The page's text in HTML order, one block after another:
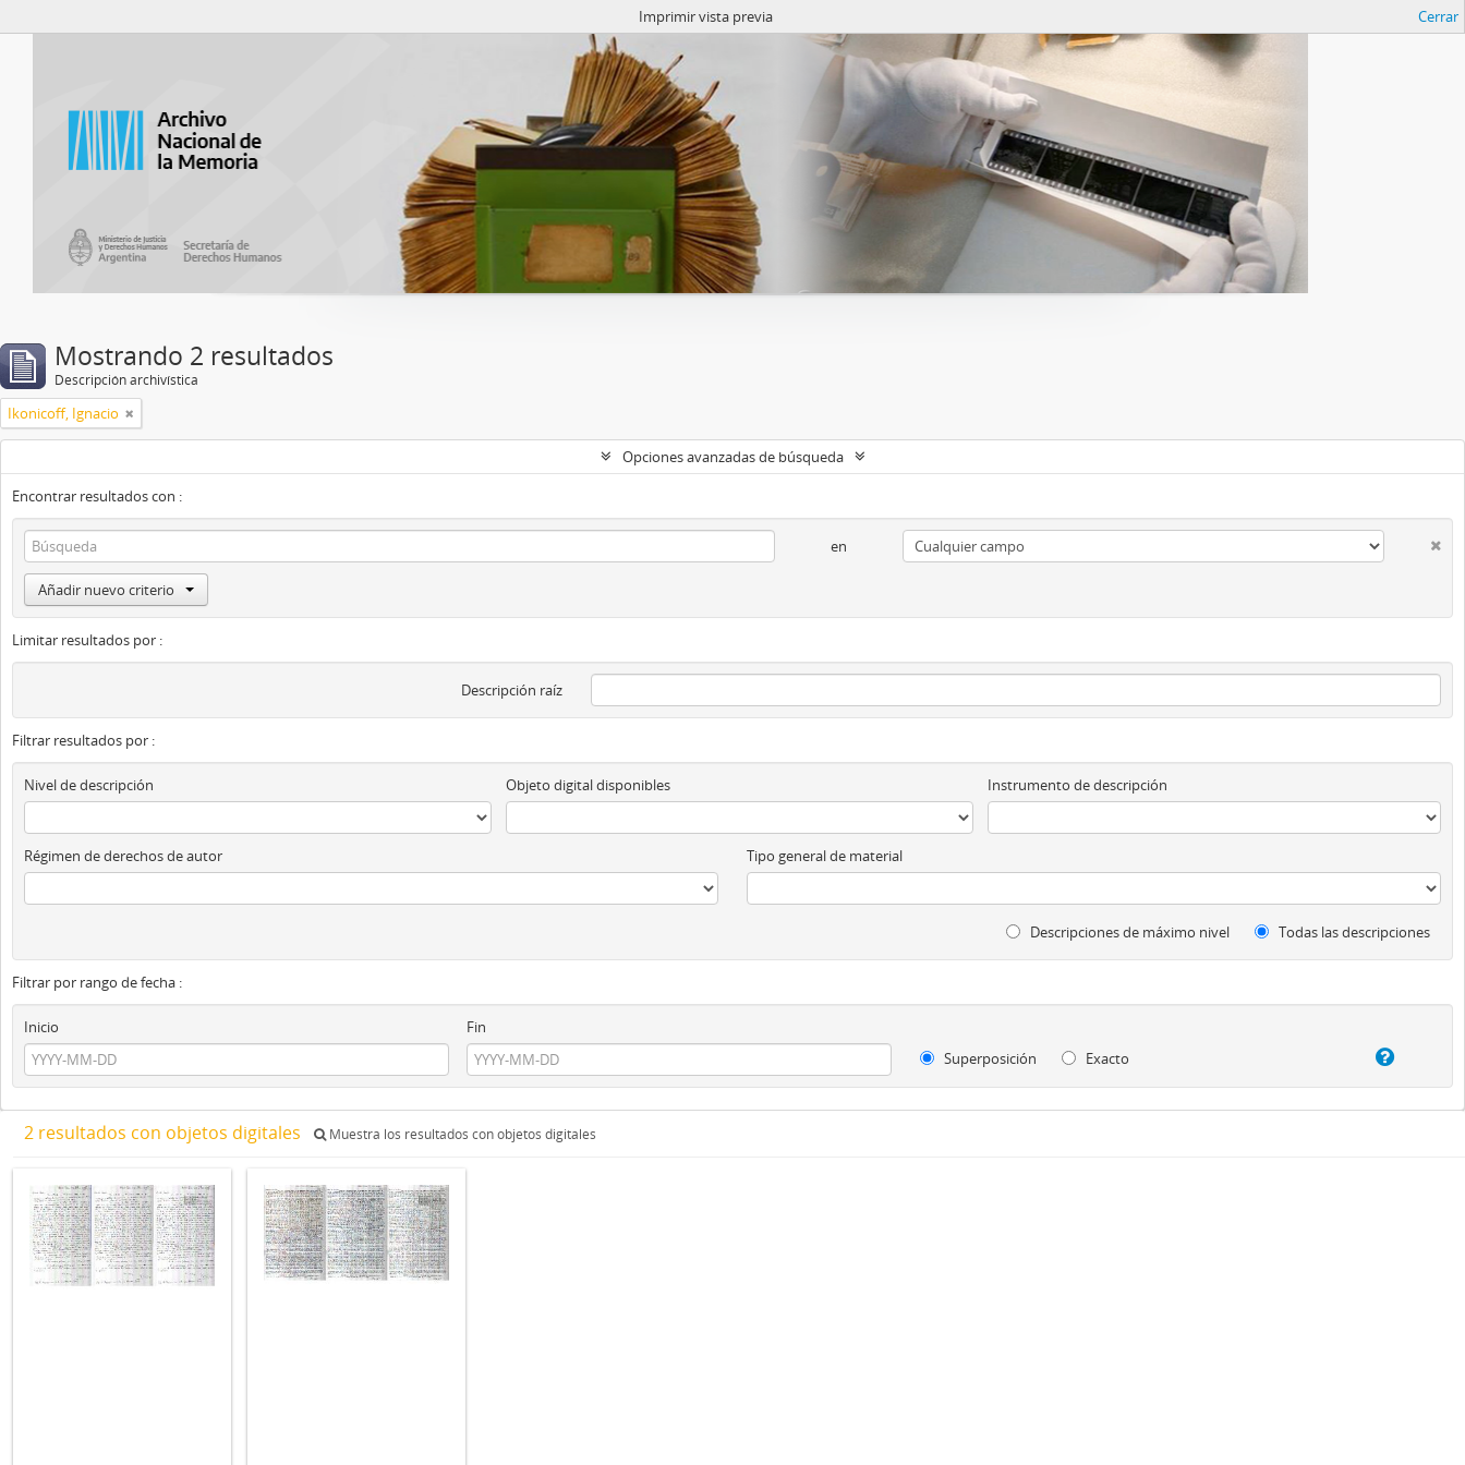
Imprimir vista previa Cerrar
Mostrando 2 resultados
Descripción archivística
Ikonicoff, Ignacio
Opciones avanzadas de búsqueda
Encontrar resultados con :
en
Añadir nuevo criterio
Limitar resultados por :
Descripción raíz
Filtrar resultados por :
Nivel de descripción Objeto digital disponibles Instrumento de descripción
Régimen de derechos de autor Tipo general de material
Descripciones de máximo nivel Todas las descripciones
Filtrar por rango de fecha :
Inicio
Fin
Superposición
Exacto
2 resultados con objetos digitales Muestra los resultados con objetos digitales